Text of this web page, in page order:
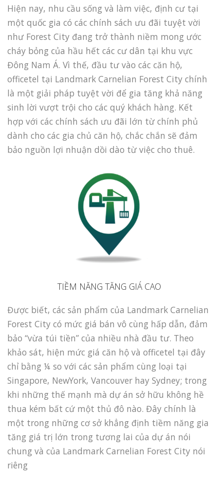
Hiện nay, nhu cầu sống và làm việc, định cư tại
một quốc gia có các chính sách ưu đãi tuyệt vời
như Forest City đang trở thành niềm mong ước
cháy bỏng của hầu hết các cư dân tại khu vực
Đông Nam Á. Vì thế, đầu tư vào các căn hộ,
officetel tại Landmark Carnelian Forest City chính
là một giải pháp tuyệt vời để gia tăng khả năng
sinh lời vượt trội cho các quý khách hàng. Kết
hợp với các chính sách ưu đãi lớn từ chính phủ
dành cho các gia chủ căn hộ, chắc chắn sẽ đảm
bảo nguồn lợi nhuận dồi dào từ việc cho thuê.
TIỀM NĂNG TĂNG GIÁ CAO
Được biết, các sản phẩm của Landmark Carnelian
Forest City có mức giá bán vô cùng hấp dẫn, đảm
bảo “vừa túi tiền” của nhiều nhà đầu tư. Theo
khảo sát, hiện mức giá căn hộ và officetel tại đây
chỉ bằng ¼ so với các sản phẩm cùng loại tại
Singapore, NewYork, Vancouver hay Sydney; trong
khi những thế mạnh mà dự án sở hữu không hề
thua kém bất cứ một thủ đô nào. Đây chính là
một trong những cơ sở khẳng định tiềm năng gia
tăng giá trị lớn trong tương lai của dự án nói
chung và của Landmark Carnelian Forest City nói
riêng